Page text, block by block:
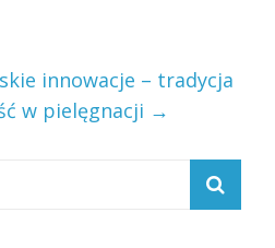
innowacje – tradycja
w pielęgnacji →